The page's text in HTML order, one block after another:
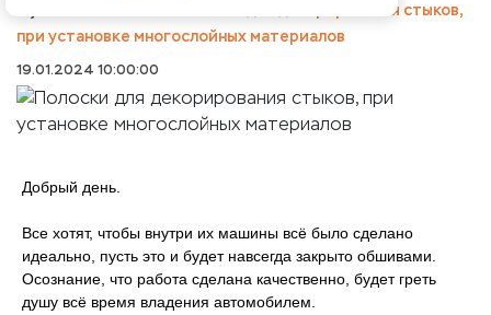
Полоски для декорирования стыков,
при установке многослойных материалов
19.01.2024 10:00:00
Добрый день.
Все хотят, чтобы внутри их машины всё было сделано
идеально, пусть это и будет навсегда закрыто обшивами.
Осознание, что работа сделана качественно, будет греть
душу всё время владения автомобилем.